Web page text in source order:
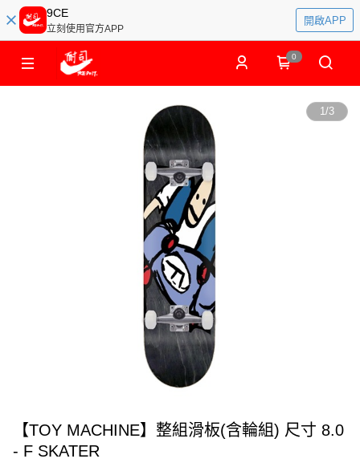
9CE
立刻使用官方APP
開啟APP
0
1/3
【TOY MACHINE】整組滑板(含輪組) 尺寸 8.0
- F SKATER